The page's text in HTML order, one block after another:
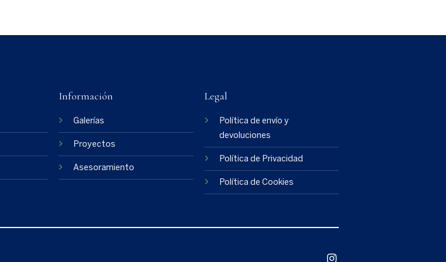
Información
Galerías
Proyectos
Asesoramiento
Legal
Política de envío y
devoluciones
Política de Privacidad
Política de Cookies